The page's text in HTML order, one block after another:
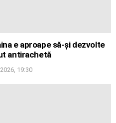
e aproape să-și dezvolte
antirachetă
19:30